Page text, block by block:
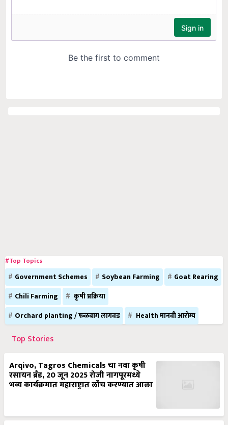
#Top Topics
Government Schemes Soybean Farming
Goat Rearing
Chili Farming
कृषी प्रक्रिया
Orchard planting / फळबाग लागवड
Health मानवी आरोग्य
Top Stories
Arqivo, Tagros Chemicals चा नवा कृषी
रसायन ब्रँड, 20 जून 2025 रोजी नागपूरमध्ये
भव्य कार्यक्रमात महाराष्ट्रात लाँच करण्यात आला